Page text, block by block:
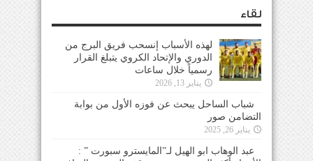
لقاء
لهذه الأسباب إنسحب فريق البرج من
الدوري والإتحاد الكروي يتبلغ القرار
رسمياً خلال ساعات
يناير 13, 2026
شباب الساحل يبحث عن فوزه الأول من بوابة
التضامن صور
يناير 26, 2025
عبد الوهاب ابو الهيل لـ”المايسترو سبورت ” :